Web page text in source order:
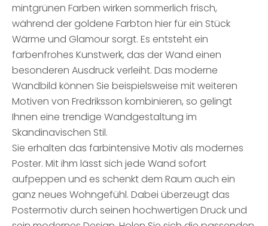
mintgrünen Farben wirken sommerlich frisch,
während der goldene Farbton hier für ein Stück
Wärme und Glamour sorgt. Es entsteht ein
farbenfrohes Kunstwerk, das der Wand einen
besonderen Ausdruck verleiht. Das moderne
Wandbild können Sie beispielsweise mit weiteren
Motiven von Fredriksson kombinieren, so gelingt
Ihnen eine trendige Wandgestaltung im
Skandinavischen Stil.
Sie erhalten das farbintensive Motiv als modernes
Poster. Mit ihm lässt sich jede Wand sofort
aufpeppen und es schenkt dem Raum auch ein
ganz neues Wohngefühl. Dabei überzeugt das
Postermotiv durch seinen hochwertigen Druck und